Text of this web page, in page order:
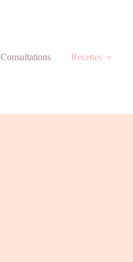
Consultations Recettes